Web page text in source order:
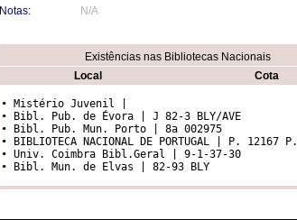
Notas: N/A
Existências nas Bibliotecas Nacionais
Local
Cota
• Mistério Juvenil |
• Bibl. Pub. de Évora | J 82-3 BLY/AVE
• Bibl. Pub. Mun. Porto | 8a 002975
• BIBLIOTECA NACIONAL DE PORTUGAL | P. 12167 P.
• Univ. Coimbra Bibl.Geral | 9-1-37-30
• Bibl. Mun. de Elvas | 82-93 BLY